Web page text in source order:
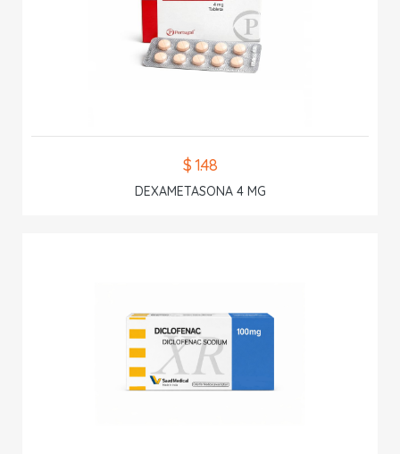
$ 1.48
DEXAMETASONA 4 MG